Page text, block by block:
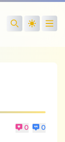
Search
0 0